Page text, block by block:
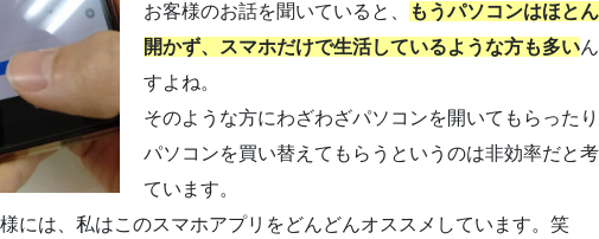
お客様のお話を聞いていると、
もうパソコンはほと
開かず、スマホだけで生活しているような方も多い
すよね。
そのような方にわざわざパソコンを開いてもらったり
パソコンを買い替えてもらうというのは非効率だと考
ています。
には、私はこのスマホアプリをどんどんオススメしています。笑